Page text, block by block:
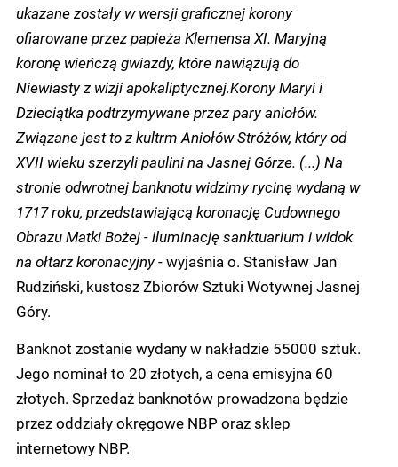
ukazane zostały w wersji graficznej korony
ofiarowane przez papieża Klemensa XI. Maryjną
koronę wieńczą gwiazdy, które nawiązują do
Niewiasty z wizji apokaliptycznej.Korony Maryi i
Dzieciątka podtrzymywane przez pary aniołów.
Związane jest to z kultrm Aniołów Stróżów, który od
XVII wieku szerzyli paulini na Jasnej Górze. (...) Na
stronie odwrotnej banknotu widzimy rycinę wydaną w
1717 roku, przedstawiającą koronację Cudownego
Obrazu Matki Bożej - iluminację sanktuarium i widok
na ołtarz koronacyjny- wyjaśnia o. Stanisław Jan
Rudziński, kustosz Zbiorów Sztuki Wotywnej Jasnej
Góry.
Banknot zostanie wydany w nakładzie 55000 sztuk.
Jego nominał to 20 złotych, a cena emisyjna 60
złotych. Sprzedaż banknotów prowadzona będzie
przez oddziały okręgowe NBP oraz sklep
internetowy NBP.